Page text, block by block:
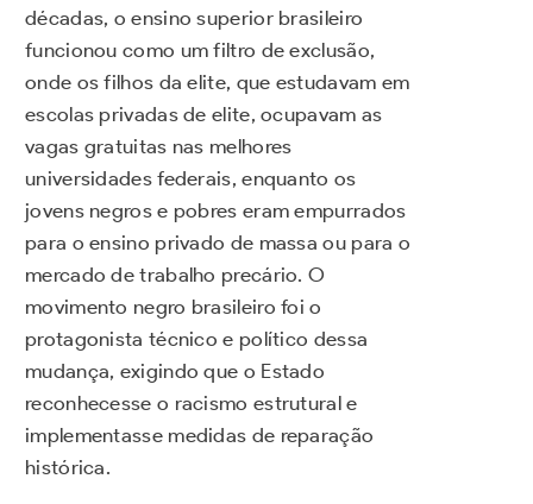
décadas, o ensino superior brasileiro
funcionou como um filtro de exclusão,
onde os filhos da elite, que estudavam em
escolas privadas de elite, ocupavam as
vagas gratuitas nas melhores
universidades federais, enquanto os
jovens negros e pobres eram empurrados
para o ensino privado de massa ou para o
mercado de trabalho precário. O
movimento negro brasileiro foi o
protagonista técnico e político dessa
mudança, exigindo que o Estado
reconhecesse o racismo estrutural e
implementasse medidas de reparação
histórica.